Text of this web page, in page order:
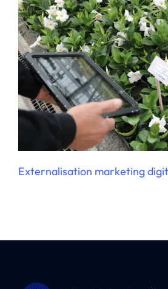
Externalisation marketing